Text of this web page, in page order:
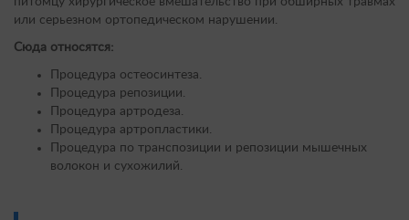
или серьезном ортопедическом нарушении.
Сюда относятся:
Процедура остеосинтеза.
Процедура репозиции.
Процедура артродеза.
Процедура артропластики.
Процедура по транспозиции и репозиции мышечных
волокон и сухожилий.